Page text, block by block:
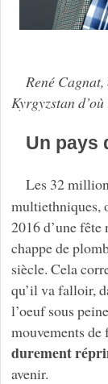
René
Kyrgyzstan
Un pays
Les 32
multiethniques,
2016 d’une fête
chappe de
siècle. Cela
qu’il va falloir,
l’oeuf sous
mouvements de
durement
avenir.